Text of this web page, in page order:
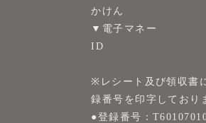
かけん
▼電子マネー
ID
※レシート及び領収書
録番号を印字しており
●登録番号：